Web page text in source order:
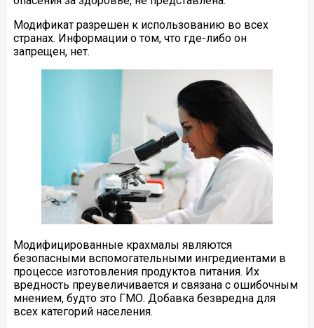
Модификат разрешен к использованию во всех
странах. Информации о том, что где-либо он
запрещен, нет.
Модифицированные крахмалы являются
безопасными вспомогательными ингредиентами в
процессе изготовления продуктов питания. Их
вредность преувеличивается и связана с ошибочным
мнением, будто это ГМО. Добавка безвредна для
всех категорий населения.